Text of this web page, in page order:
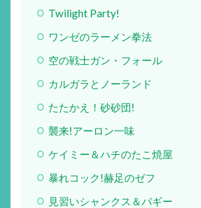
Twilight Party!
ワンゼのラーメン拳法
空の戦士ガン・フォール
カルガラとノーランド
たたかえ！砂砂団!
襲来!アーロン一味
ケイミー＆ハチのたこ焼屋
暴れコック!赫足のゼフ
見習いシャンクス＆バギー